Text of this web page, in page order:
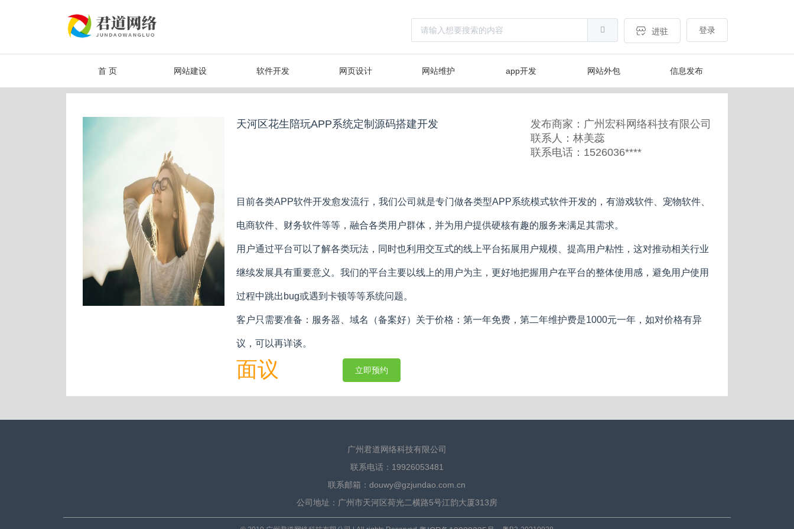
登录
进驻
首 页 网站建设 软件开发 网页设计 网站维护 app开发 网站外包 信息发布
天河区花生陪玩APP系统定制源码搭建开发
发布商家：广州宏科网络科技有限公司
联系人：林美蕊
联系电话：1526036****
目前各类APP软件开发愈发流行，我们公司就是专门做各类型APP系统模式软件开发的，有游戏软件、宠物软件、
电商软件、财务软件等等，融合各类用户群体，并为用户提供硬核有趣的服务来满足其需求。
用户通过平台可以了解各类玩法，同时也利用交互式的线上平台拓展用户规模、提高用户粘性，这对推动相关行业
继续发展具有重要意义。我们的平台主要以线上的用户为主，更好地把握用户在平台的整体使用感，避免用户使用
过程中跳出bug或遇到卡顿等等系统问题。
客户只需要准备：服务器、域名（备案好）关于价格：第一年免费，第二年维护费是1000元一年，如对价格有异
议，可以再详谈。
面议 立即预约
广州君道网络科技有限公司
联系电话：19926053481
联系邮箱：douwy@gzjundao.com.cn
公司地址：广州市天河区荷光二横路5号江韵大厦313房